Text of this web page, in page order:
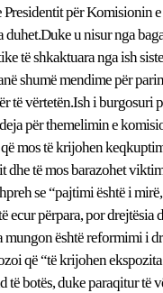
për Komisionin e
duhet.Duke u nisur nga
të shkaktuara nga ish
shumë mendime për
të vërtetën.Ish i burgosuri
për themelimin e
mos të krijohen
dhe të mos barazohet
se “pajtimi është i
ecur përpara, por drejtësia
mungon është reformimi i
që “të krijohen
të botës, duke paraqitur të